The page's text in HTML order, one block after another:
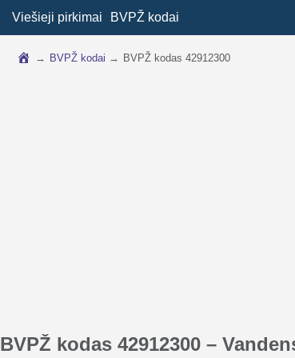
Viešieji pirkimai BVPŽ kodai
→ BVPŽ kodai → BVPŽ kodas 42912300
BVPŽ kodas 42912300 –